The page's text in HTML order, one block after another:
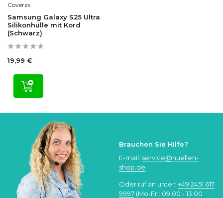
Coverzs
Samsung Galaxy S25 Ultra
Silikonhülle mit Kord
(Schwarz)
19,99 €
Brauchen Sie Hilfe?
E-mail: service@huellen-
shop.de
Oder ruf an unter: +49 2451 617
9997 (Mo-Fr.: 09:00 - 13:00